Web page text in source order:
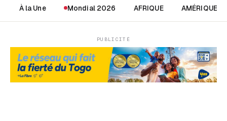
À la Une Mondial 2026 AFRIQUE AMÉRIQUE
PUBLICITÉ